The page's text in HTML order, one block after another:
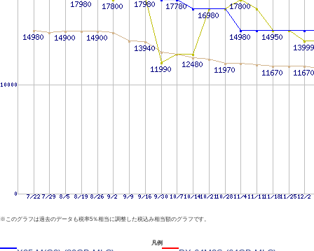
※このグラフは過去のデータも税率5％相当に調整した税込み相当額のグラフです。
凡例